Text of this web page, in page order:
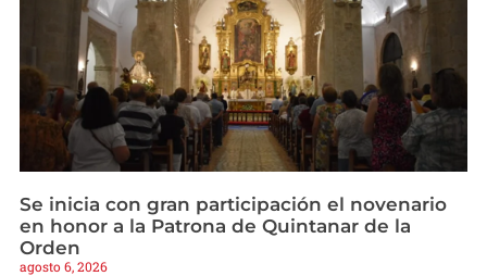
Se inicia con gran participación el novenario
en honor a la Patrona de Quintanar de la
Orden
agosto 6, 2026